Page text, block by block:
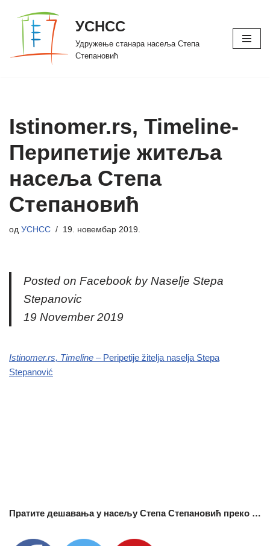
Скочи
садржај
УСНСС
Удружење станара насеља Степа
Степановић
Istinomer.rs, Timeline-
Перипетије житеља
насеља Степа
Степановић
од УСНСС 19. новембар 2019.
Posted on Facebook by Naselje Stepa
Stepanovic
19 November 2019
Istinomer.rs, Timeline – Peripetije žitelja naselja Stepa
Stepanović
Пратите дешавања у насељу Степа Степановић преко …